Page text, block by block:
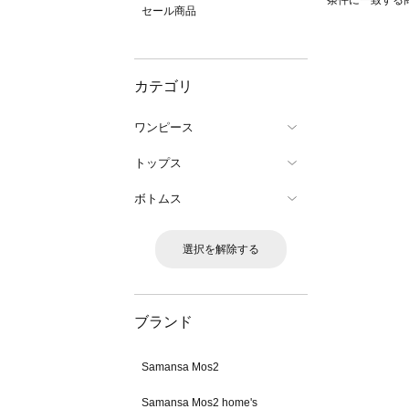
セール商品
カテゴリ
ワンピース
トップス
ボトムス
選択を解除する
ブランド
Samansa Mos2
Samansa Mos2 home's